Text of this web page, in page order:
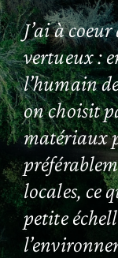
J’ai à
vertueux :
l’humain
on choisit
matériaux
locales, ce
petite